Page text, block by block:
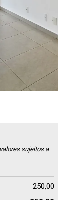
valores sujeitos a
250,00